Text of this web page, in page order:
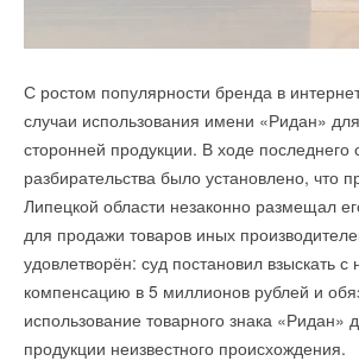
С ростом популярности бренда в
случаи использования имени «Ридан»
сторонней продукции. В ходе последнего
разбирательства было установлено, что
Липецкой области незаконно размещал
для продажи товаров иных
удовлетворён: суд постановил взыскать с
компенсацию в 5 миллионов рублей и
использование товарного знака «Ридан»
продукции неизвестного происхождения.
Германская энергетическая компания
строительство крупнейшего в ФРГ
энергии на своей площадке в
Новая система накопления энергии
мегаватт ( МВт) / ёмкостью 700 МВт*ч
существующую электрическую
Гундремминген, оператором которой
Последний атомный реактор в
развитых регионов на востоке Китая
в эксплуатацию на полную мощность
гидроаккумулирующей /насосно-
электростанции /ГАЭС/ с самой
среди подобного рода сооружений в
Новая ГАЭС расположена в городе
построена дочерней компанией
электросетевой корпорации Китая. Ее
мощность — 1,35 ГВт, годовой объем